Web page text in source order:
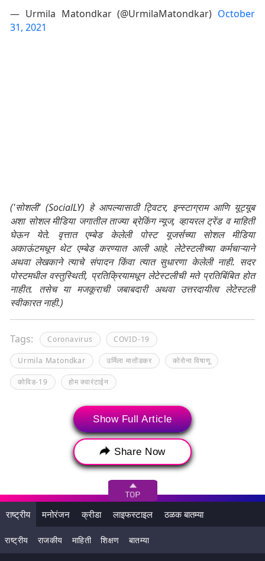
— Urmila Matondkar (@UrmilaMatondkar) October
31, 2021
('सोशली' (SocialLY) हे आपल्यासाठी ट्विटर, इन्स्टाग्राम आणि यूट्यूब
अशा सोशल मीडिया जगातील ताज्या ब्रेकिंग न्यूज, व्हायरल ट्रेंड व माहिती
घेऊन येते. वृत्तात एम्बेड केलेली पोस्ट यूजर्सच्या सोशल मीडिया
अकाऊंटमधून थेट एम्बेड करण्यात आली आहे. लेटेस्टलीच्या कर्मचाऱ्याने
अथवा लेखकाने त्याचे संपादन किंवा त्यात सुधारणा केलेली नाही. सदर
पोस्टमधील वस्तुस्थिती, प्रतिक्रियामधून लेटेस्टलीची मते प्रतिबिंबित होत
नाहीत. तसेच या मजकूराची जबाबदारी अथवा उत्तरदायीत्व लेटेस्टली
स्वीकारत नाही.)
Tags: Coronavirus COVID-19
Urmila Matondkar उर्मिला मातोंडकर कोरोना विषाणू
कोविड-19 होम क्वारंटाईन
Show Full Article
Share Now
राष्ट्रीय मनोरंजन क्रीडा लाइफस्टाइल ठळक बातम्या
राष्ट्रीय राजकीय माहिती शिक्षण बातम्या